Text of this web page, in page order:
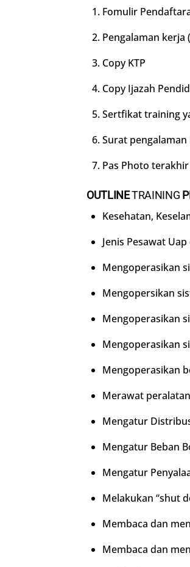
Fomulir
Pengalaman kerja
Copy KTP
Copy Ijazah
Sertfikat training
Surat
Pas Photo
OUTLINETRAINING
Kesehatan,
Jenis Pesawat
Mengoperasikan
Mengopersikan
Mengoperasikan
Mengoperasikan
Mengoperasikan
Merawat
Mengatur
Mengatur Beban
Mengatur
Melakukan “shut
Membaca dan
Membaca dan